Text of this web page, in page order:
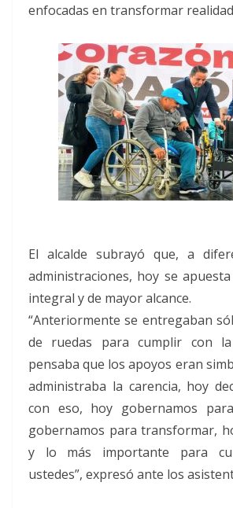
enfocadas en transformar
El alcalde subrayó que, a
administraciones, hoy se
integral y de mayor alcance.
“Anteriormente se entregaban
de ruedas para cumplir con
pensaba que los apoyos eran
administraba la carencia, hoy
con eso, hoy gobernamos
gobernamos para transformar,
y lo más importante para
ustedes”, expresó ante los